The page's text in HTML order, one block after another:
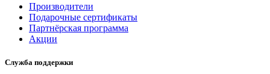
Производители
Подарочные сертификаты
Партнёрская программа
Акции
Служба поддержки